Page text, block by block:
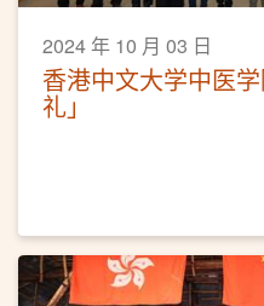
2024 年 10 月 03 日
香港中文大学中医
礼」